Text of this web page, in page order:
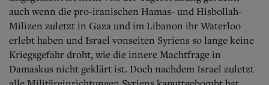
auch wenn die pro-iranischen Hamas- und Hisbollah-
Milizen zuletzt in Gaza und im Libanon ihr Waterloo
erlebt haben und Israel vonseiten Syriens so lange keine
Kriegsgefahr droht, wie die innere Machtfrage in
Damaskus nicht geklärt ist. Doch nachdem Israel zuletzt